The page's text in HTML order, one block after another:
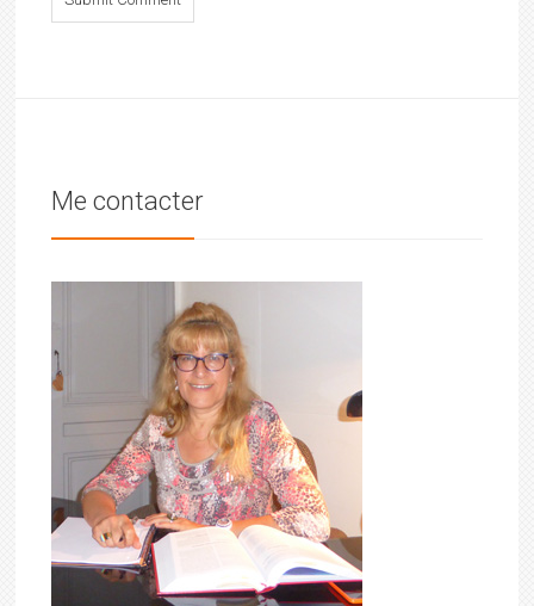
Me contacter